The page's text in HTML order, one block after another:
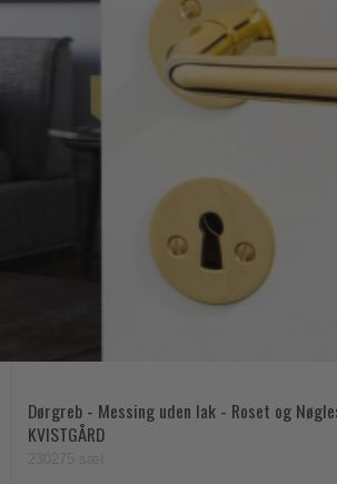
Dørgreb - Messing uden lak - Roset og
KVISTGÅRD